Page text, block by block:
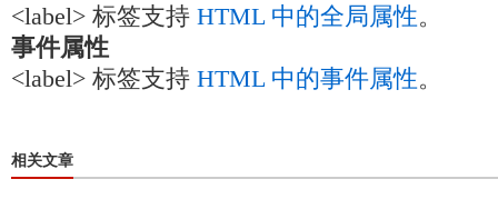
<label> 标签支持 HTML 中的全局属性。
事件属性
<label> 标签支持 HTML 中的事件属性。
相关文章